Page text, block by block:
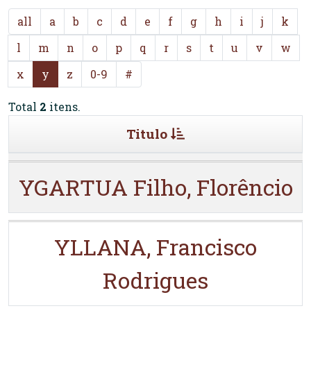
all a b c d e f g h i j
k
l
m n o p q r s t u v
w
x
y z 0-9 #
Total 2 itens.
Titulo
YGARTUA Filho, Florêncio
YLLANA, Francisco
Rodrigues